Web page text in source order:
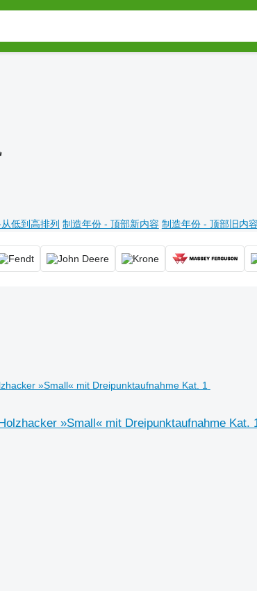
低到高排列 制造年份 - 顶部新内容 制造年份 - 顶部旧内
»Small« mit Dreipunktaufnahme Kat.